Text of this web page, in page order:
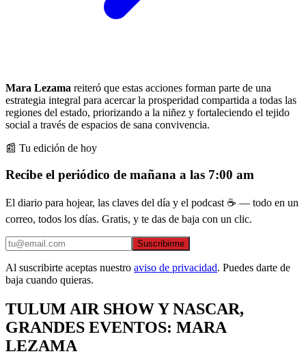
Mara Lezama reiteró que estas acciones forman parte de una
estrategia integral para acercar la prosperidad compartida a todas las
regiones del estado, priorizando a la niñez y fortaleciendo el tejido
social a través de espacios de sana convivencia.
📰 Tu edición de hoy
Recibe el periódico de mañana a las 7:00 am
El diario para hojear, las claves del día y el podcast ☕ — todo en un
correo, todos los días. Gratis, y te das de baja con un clic.
Suscribirme
Al suscribirte aceptas nuestro aviso de privacidad. Puedes darte de
baja cuando quieras.
TULUM AIR SHOW Y NASCAR,
GRANDES EVENTOS: MARA
LEZAMA